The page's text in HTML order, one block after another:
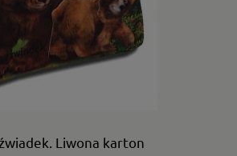
Liwona karton